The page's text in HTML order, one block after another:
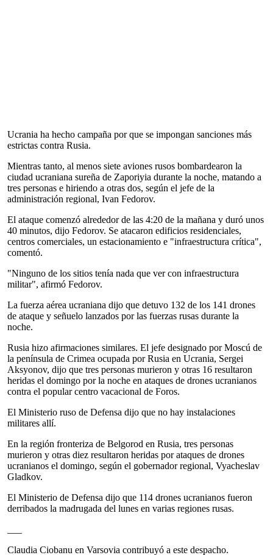
Ucrania ha hecho campaña por que se impongan sanciones más
estrictas contra Rusia.
Mientras tanto, al menos siete aviones rusos bombardearon la
ciudad ucraniana sureña de Zaporiyia durante la noche, matando a
tres personas e hiriendo a otras dos, según el jefe de la
administración regional, Ivan Fedorov.
El ataque comenzó alrededor de las 4:20 de la mañana y duró unos
40 minutos, dijo Fedorov. Se atacaron edificios residenciales,
centros comerciales, un estacionamiento e "infraestructura crítica",
comentó.
"Ninguno de los sitios tenía nada que ver con infraestructura
militar", afirmó Fedorov.
La fuerza aérea ucraniana dijo que detuvo 132 de los 141 drones
de ataque y señuelo lanzados por las fuerzas rusas durante la
noche.
Rusia hizo afirmaciones similares. El jefe designado por Moscú de
la península de Crimea ocupada por Rusia en Ucrania, Sergei
Aksyonov, dijo que tres personas murieron y otras 16 resultaron
heridas el domingo por la noche en ataques de drones ucranianos
contra el popular centro vacacional de Foros.
El Ministerio ruso de Defensa dijo que no hay instalaciones
militares allí.
En la región fronteriza de Belgorod en Rusia, tres personas
murieron y otras diez resultaron heridas por ataques de drones
ucranianos el domingo, según el gobernador regional, Vyacheslav
Gladkov.
El Ministerio de Defensa dijo que 114 drones ucranianos fueron
derribados la madrugada del lunes en varias regiones rusas.
Claudia Ciobanu en Varsovia contribuyó a este despacho.